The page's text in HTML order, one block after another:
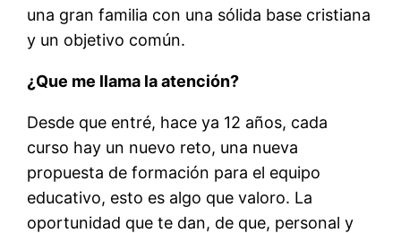
una gran familia con una sólida base cristiana
y un objetivo común.
¿Que me llama la atención?
Desde que entré, hace ya 12 años, cada
curso hay un nuevo reto, una nueva
propuesta de formación para el equipo
educativo, esto es algo que valoro. La
oportunidad que te dan, de que, personal y